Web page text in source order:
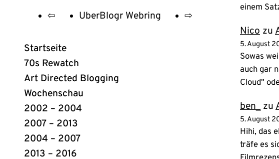
UberBlogr
Webring
Links
⇦ UberBlogr Webring ⇨
Startseite
70s Rewatch
Art Directed Blogging
Wochenschau
2002 – 2004
2007 – 2013
2004 – 2007
2013 – 2016
einem
Nico zu
5. August
Sowas
auch gar
Cloud"
ben_zu
5. August
Hihi, das
träfe es